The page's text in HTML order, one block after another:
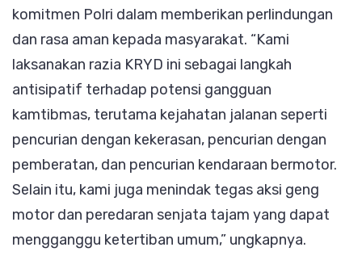
komitmen Polri dalam memberikan perlindungan
dan rasa aman kepada masyarakat. “Kami
laksanakan razia KRYD ini sebagai langkah
antisipatif terhadap potensi gangguan
kamtibmas, terutama kejahatan jalanan seperti
pencurian dengan kekerasan, pencurian dengan
pemberatan, dan pencurian kendaraan bermotor.
Selain itu, kami juga menindak tegas aksi geng
motor dan peredaran senjata tajam yang dapat
mengganggu ketertiban umum,” ungkapnya.